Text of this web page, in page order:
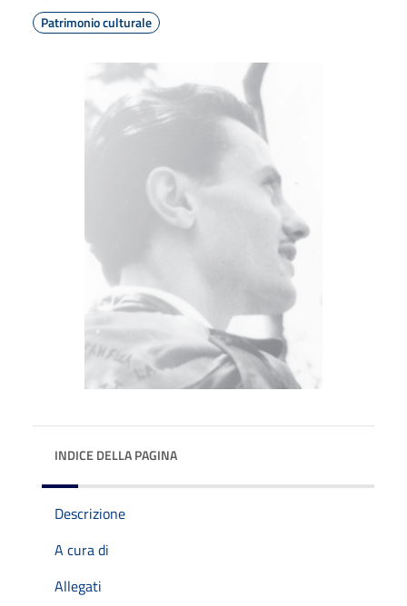
Patrimonio culturale
INDICE DELLA PAGINA
Descrizione
A cura di
Allegati